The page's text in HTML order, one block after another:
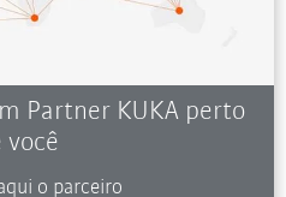
Partner KUKA perto
você
o parceiro